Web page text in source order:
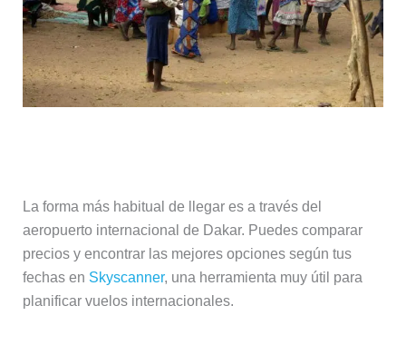
La forma más habitual de llegar es a través del
aeropuerto internacional de Dakar. Puedes comparar
precios y encontrar las mejores opciones según tus
fechas en Skyscanner, una herramienta muy útil para
planificar vuelos internacionales.